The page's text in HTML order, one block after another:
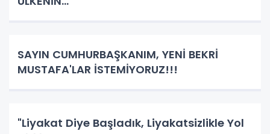
SAYIN CUMHURBAŞKANIM, YENİ BEKRİ
MUSTAFA'LAR İSTEMİYORUZ!!!
"Liyakat Diye Başladık, Liyakatsizlikle Yol